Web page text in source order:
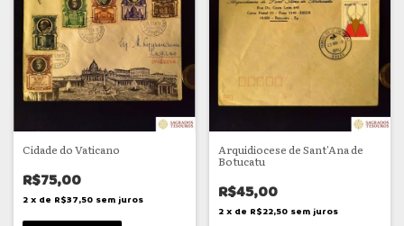
Cidade do Vaticano
R$75,00
2 x de R$37,50 sem juros
Arquidiocese de Sant'Ana de
Botucatu
R$45,00
2 x de R$22,50 sem juros